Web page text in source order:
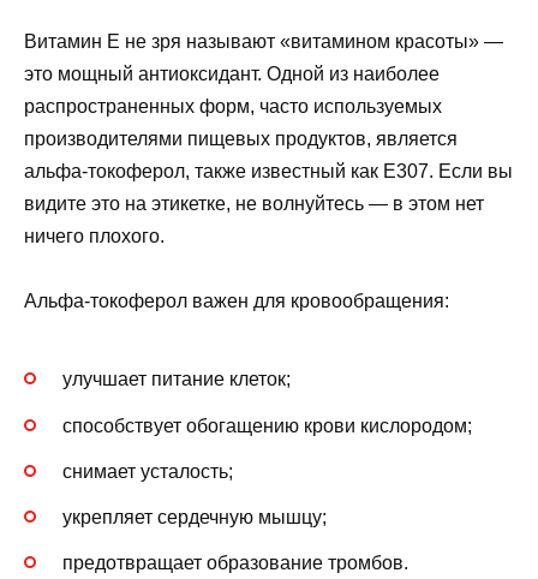
Витамин Е не зря называют «витамином красоты» —
это мощный антиоксидант. Одной из наиболее
распространенных форм, часто используемых
производителями пищевых продуктов, является
альфа-токоферол, также известный как E307. Если вы
видите это на этикетке, не волнуйтесь — в этом нет
ничего плохого.
Альфа-токоферол важен для кровообращения:
улучшает питание клеток;
способствует обогащению крови кислородом;
снимает усталость;
укрепляет сердечную мышцу;
предотвращает образование тромбов.